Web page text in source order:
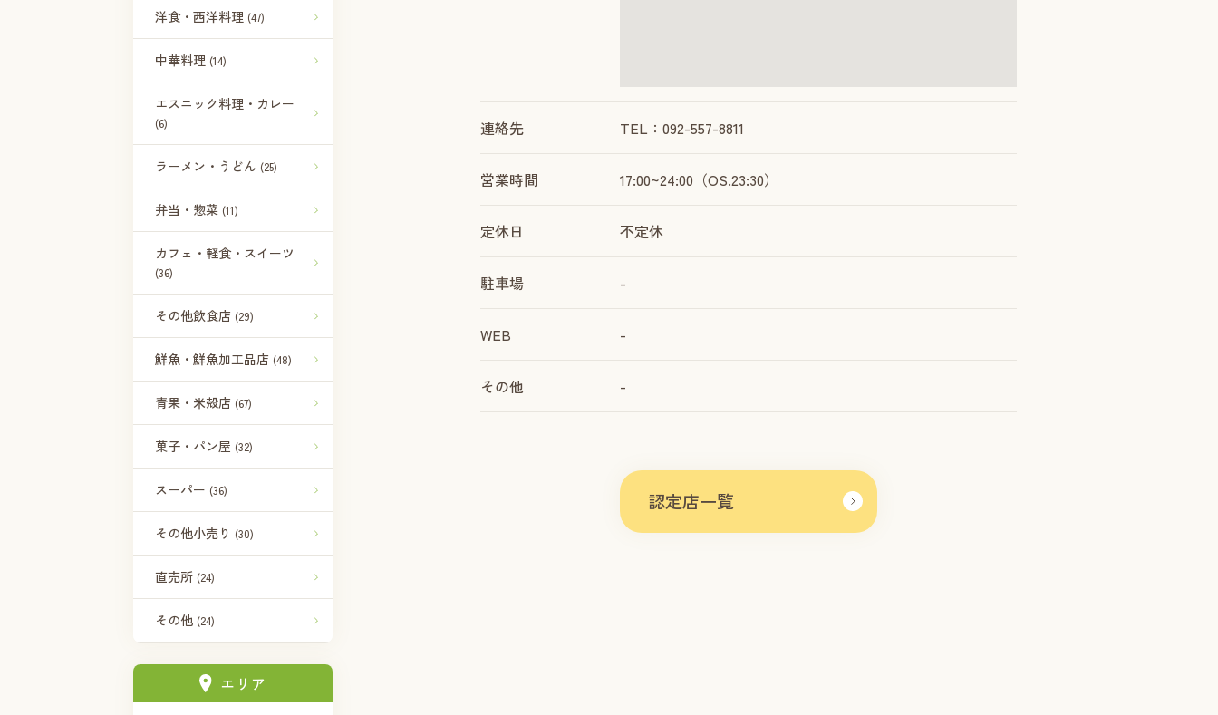
洋食・西洋料理 (47)
中華料理 (14)
エスニック料理・カレー
(6)
ラーメン・うどん (25)
弁当・惣菜 (11)
カフェ・軽食・スイーツ
(36)
その他飲食店 (29)
鮮魚・鮮魚加工品店 (48)
青果・米殻店 (67)
菓子・パン屋 (32)
スーパー (36)
その他小売り (30)
直売所 (24)
その他 (24)
エリア
連絡先 TEL：092-557-8811
営業時間 17:00~24:00（OS.23:30）
定休日 不定休
駐車場 -
WEB -
その他 -
認定店一覧